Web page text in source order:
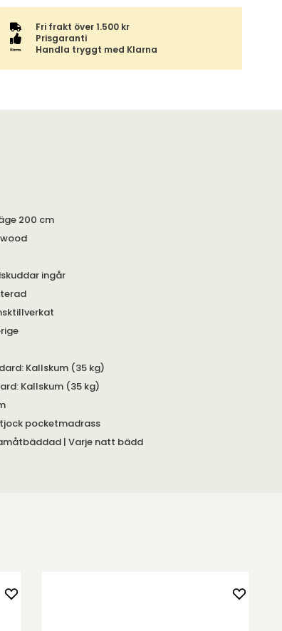
Fri frakt över 1.500 kr
Prisgaranti
Handla tryggt med Klarna
200 cm
ingår
Kallskum (35 kg)
Kallskum (35 kg)
pocketmadrass
| Varje natt bädd